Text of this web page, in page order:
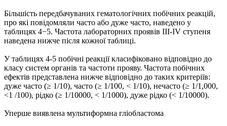
Більшість передбачуваних гематологічних побічних реакцій,
про які повідомляли часто або дуже часто, наведено у
таблицях 4−5. Частота лабораторних проявів III-IV ступеня
наведена нижче після кожної таблиці.
У таблицях 4-5 побічні реакції класифіковано відповідно до
класу систем органів та частоти прояву. Частота побічних
ефектів представлена нижче відповідно до таких критеріїв:
дуже часто (≥ 1/10), часто (≥ 1/100, < 1/10), нечасто (≥ 1/1,000,
<1 /100), рідко (≥ 1/10000, < 1/1000), дуже рідко (< 1/10000).
Уперше виявлена мультиформна гліобластома